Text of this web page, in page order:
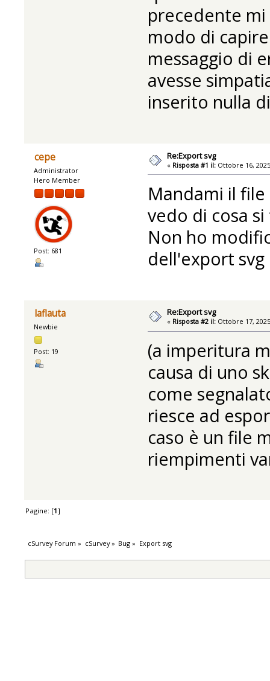
precedente
modo di
messaggio di
avesse
inserito nulla
cepe
Administrator
Hero Member
Post: 681
Re:Export svg
« Risposta #1 il: Ottobre 16,
Mandami il
vedo di cosa
Non ho
dell'export
laflauta
Newbie
Post: 19
Re:Export svg
« Risposta #2 il: Ottobre 17,
(a imperitura
causa di uno
come
riesce ad
caso è un file
riempimenti
Pagine: [1]
cSurvey Forum » cSurvey» Bug » Export svg